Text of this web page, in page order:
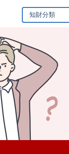
知財分類